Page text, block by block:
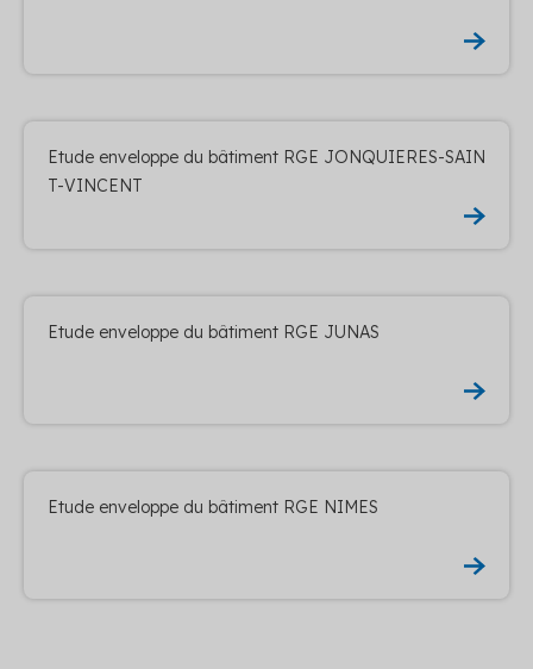
Etude enveloppe du bâtiment RGE JONQUIERES-SAIN
T-VINCENT
Etude enveloppe du bâtiment RGE JUNAS
Etude enveloppe du bâtiment RGE NIMES